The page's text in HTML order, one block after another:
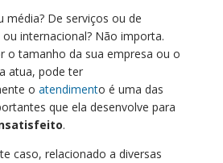
média? De serviços ou de
internacional? Não importa.
o tamanho da sua empresa ou o
atua, pode ter
o atendimento é uma das
que ela desenvolve para
.
caso, relacionado a diversas